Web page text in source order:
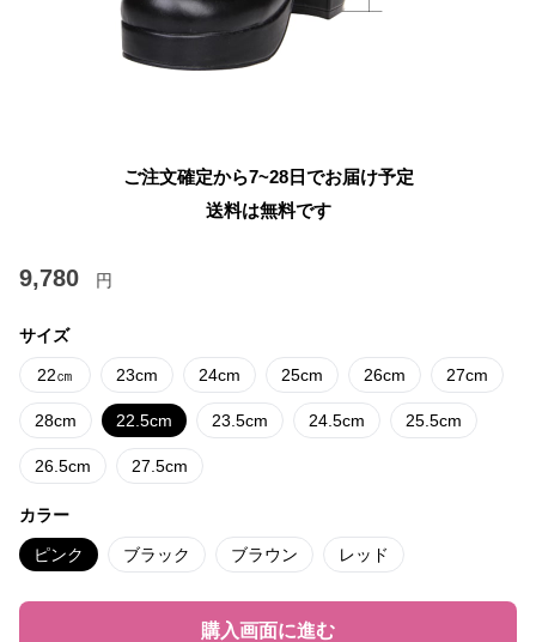
ご注文確定から7~28日でお届け予定
送料は無料です
9,780 円
サイズ
22㎝ 23cm 24cm 25cm 26cm 27cm
28cm 22.5cm 23.5cm 24.5cm 25.5cm
26.5cm 27.5cm
カラー
ピンク ブラック ブラウン レッド
購入画面に進む